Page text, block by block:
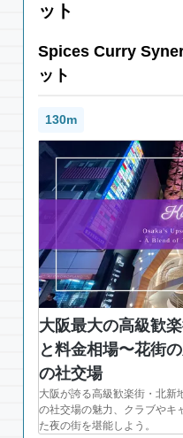
ット
Spices Curry
ット
130m
大阪最大の高級歓
と料金相場〜花街
の社交場
大阪が誇る高級歓楽街・北新
の社交場の魅力、クラブやキ
た夜の街を堪能しよう。